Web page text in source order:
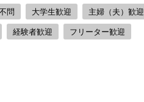
問 大学生歓迎 主婦（夫）歓迎
経験者歓迎 フリーター歓迎